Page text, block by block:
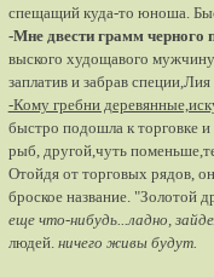
спещащий куда-то юноша.
-Мне двести грамм черного
выского худощавого
заплатив и забрав
-Кому гребни
быстро подошла к торговке
рыб, другой,чуть
Отойдя от торговых рядов,
броское название. "Золотой
еще что-нибудь...ладно,
людей. ничего живы будут.